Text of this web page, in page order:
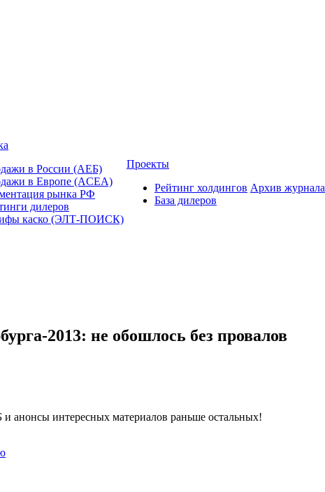
в России (АЕБ)
в Европе (ACEA)
рынка РФ
дилеров
каско (ЭЛТ-ПОИСК)
Проекты
Рейтинг холдингов
База дилеров
Архив журнала
2013: не обошлось без провалов
анонсы интересных материалов раньше остальных!